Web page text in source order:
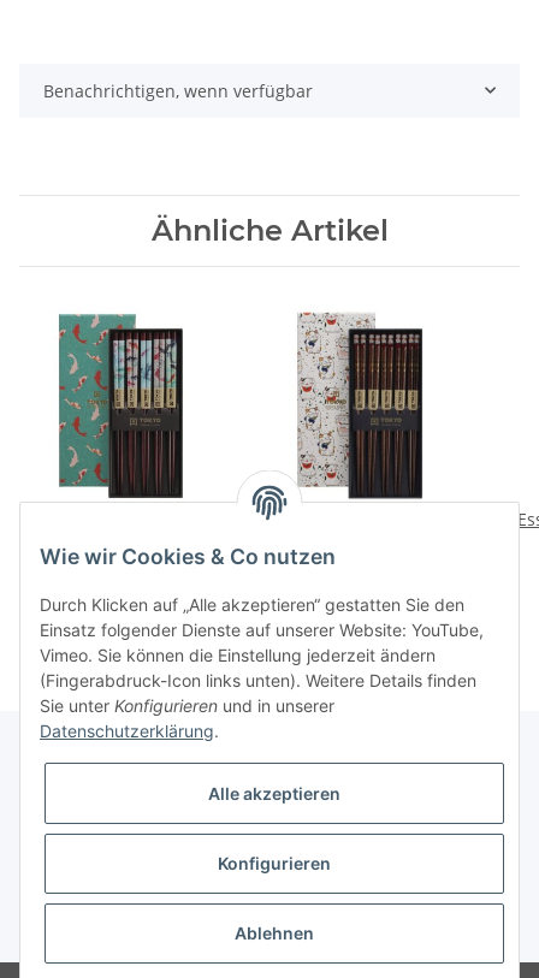
Benachrichtigen, wenn verfügbar
Ähnliche Artikel
Paar
13,90 CHF*
Essstaebchen Kawaii 5
17,90 CHF
Gesetzliche Informationen
* Alle Preise inkl. gesetzlicher USt., zzgl.Versand
Wie wir Cookies & Co nutzen
Durch Klicken auf „Alle akzeptieren“ gestatten Sie den
Einsatz folgender Dienste auf unserer Website: YouTube,
Vimeo. Sie können die Einstellung jederzeit ändern
(Fingerabdruck-Icon links unten). Weitere Details finden
Sie unter Konfigurieren und in unserer
Datenschutzerklärung.
Alle akzeptieren
Konfigurieren
Ablehnen